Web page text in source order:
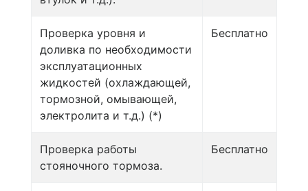
Проверка уровня и
доливка по необходимости
эксплуатационных
жидкостей (охлаждающей,
тормозной, омывающей,
электролита и т.д.) (*)
Бесплатно
Проверка работы
стояночного тормоза.
Бесплатно